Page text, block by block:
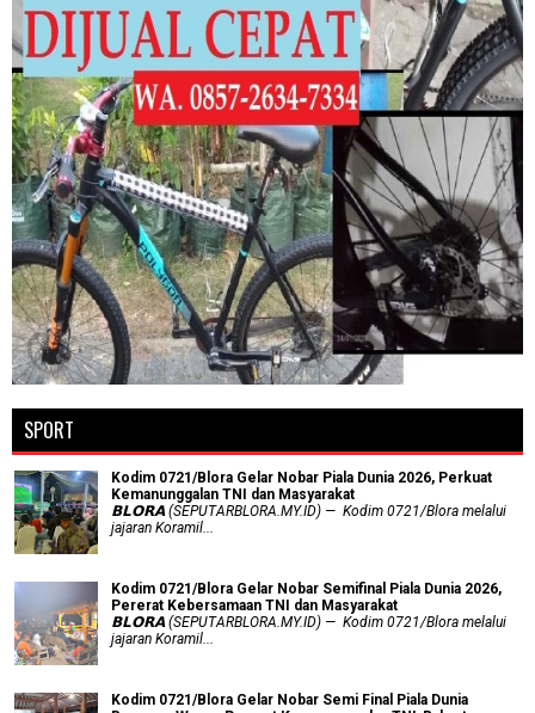
SPORT
Kodim 0721/Blora Gelar Nobar Piala Dunia 2026, Perkuat
Kemanunggalan TNI dan Masyarakat
𝗕𝗟𝗢𝗥𝗔 (SEPUTARBLORA.MY.ID) — Kodim 0721/Blora melalui
jajaran Koramil...
Kodim 0721/Blora Gelar Nobar Semifinal Piala Dunia 2026,
Pererat Kebersamaan TNI dan Masyarakat
𝗕𝗟𝗢𝗥𝗔 (SEPUTARBLORA.MY.ID) — Kodim 0721/Blora melalui
jajaran Koramil...
Kodim 0721/Blora Gelar Nobar Semi Final Piala Dunia